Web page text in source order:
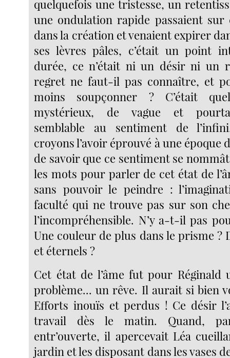
quelquefois une tristesse, un
une ondulation rapide passaient sur
dans la création et venaient expirer
ses lèvres pâles, c’était un point
durée, ce n’était ni un désir ni un
regret ne faut-il pas connaître, et
moins soupçonner ? C’était
mystérieux, de vague et
semblable au sentiment de
croyons l’avoir éprouvé à une époque
de savoir que ce sentiment se
les mots pour parler de cet état de
sans pouvoir le peindre :
faculté qui ne trouve pas sur son
l’incompréhensible. N’y a-t-il pas
Une couleur de plus dans le prisme ?
et éternels ?
Cet état de l’âme fut pour Réginald
problème... un rêve. Il aurait si bien
Efforts inouïs et perdus ! Ce désir
travail dès le matin. Quand,
entr’ouverte, il apercevait Léa
jardin et les disposant dans les vases